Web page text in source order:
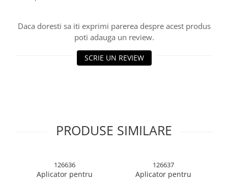
Articole Servire Masa
Seturi Baloane Folie
Baloane Latex
Baloane si Accesorii Absolvire
Daca doresti sa iti exprimi parerea despre acest produs
poti adauga un review.
SCRIE UN REVIEW
PRODUSE SIMILARE
126636
Aplicator pentru
126637
Aplicator pentru